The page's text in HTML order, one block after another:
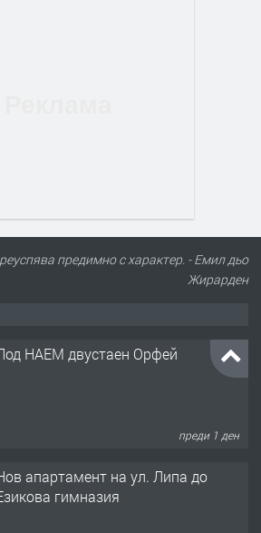
предимно с характер. - Емил дьо
Жирарден
НАЕМ двустаен Орфей
преди 1 ден
апартамент на ул. Липа до
гимназия